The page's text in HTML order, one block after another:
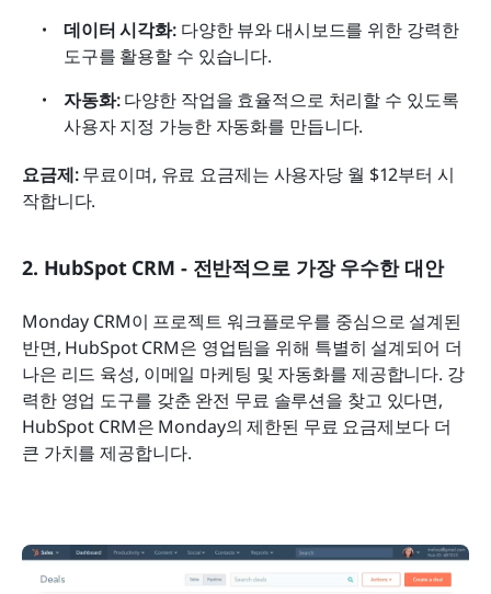
데이터 시각화: 다양한 뷰와 대시보드를 위한 강력한
도구를 활용할 수 있습니다.
자동화: 다양한 작업을 효율적으로 처리할 수 있도록
사용자 지정 가능한 자동화를 만듭니다.
요금제: 무료이며, 유료 요금제는 사용자당 월 $12부터 시
작합니다.
2. HubSpot CRM - 전반적으로 가장 우수한 대안
Monday CRM이 프로젝트 워크플로우를 중심으로 설계된
반면, HubSpot CRM은 영업팀을 위해 특별히 설계되어 더
나은 리드 육성, 이메일 마케팅 및 자동화를 제공합니다. 강
력한 영업 도구를 갖춘 완전 무료 솔루션을 찾고 있다면,
HubSpot CRM은 Monday의 제한된 무료 요금제보다 더
큰 가치를 제공합니다.